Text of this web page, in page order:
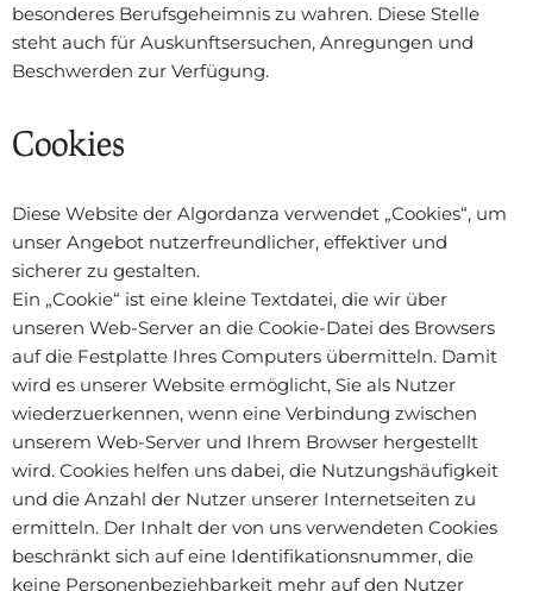
besonderes Berufsgeheimnis zu wahren. Diese Stelle
steht auch für Auskunftsersuchen, Anregungen und
Beschwerden zur Verfügung.
Cookies
Diese Website der Algordanza verwendet „Cookies“, um
unser Angebot nutzerfreundlicher, effektiver und
sicherer zu gestalten.
Ein „Cookie“ ist eine kleine Textdatei, die wir über
unseren Web-Server an die Cookie-Datei des Browsers
auf die Festplatte Ihres Computers übermitteln. Damit
wird es unserer Website ermöglicht, Sie als Nutzer
wiederzuerkennen, wenn eine Verbindung zwischen
unserem Web-Server und Ihrem Browser hergestellt
wird. Cookies helfen uns dabei, die Nutzungshäufigkeit
und die Anzahl der Nutzer unserer Internetseiten zu
ermitteln. Der Inhalt der von uns verwendeten Cookies
beschränkt sich auf eine Identifikationsnummer, die
keine Personenbeziehbarkeit mehr auf den Nutzer